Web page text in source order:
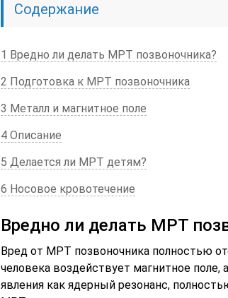
Содержание
1 Вредно ли делать МРТ позвоночника?
2 Подготовка к МРТ позвоночника
3 Металл и магнитное поле
4 Описание
5 Делается ли МРТ детям?
6 Носовое кровотечение
Вредно ли делать МРТ
Вред от МРТ позвоночника полностью
человека воздействует магнитное поле,
явления как ядерный резонанс,